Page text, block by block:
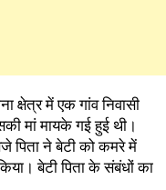
क्षेत्र में एक गांव निवासी
मां मायके गई हुई थी।
पिता ने बेटी को कमरे में
बेटी पिता के संबंधों का